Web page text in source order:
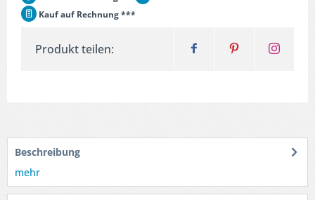
Kauf auf Rechnung ***
Produkt teilen:
Beschreibung
mehr